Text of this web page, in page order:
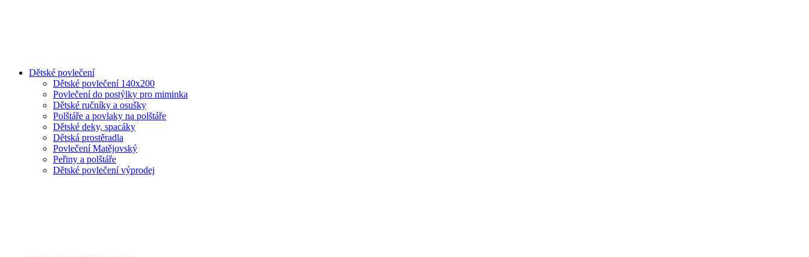
Dětské povlečení
Dětské povlečení 140x200
Povlečení do postýlky pro miminka
Dětské ručníky a osušky
Polštáře a povlaky na polštáře
Dětské deky, spacáky
Dětská prostěradla
Povlečení Matějovský
Peřiny a polštáře
Dětské povlečení výprodej